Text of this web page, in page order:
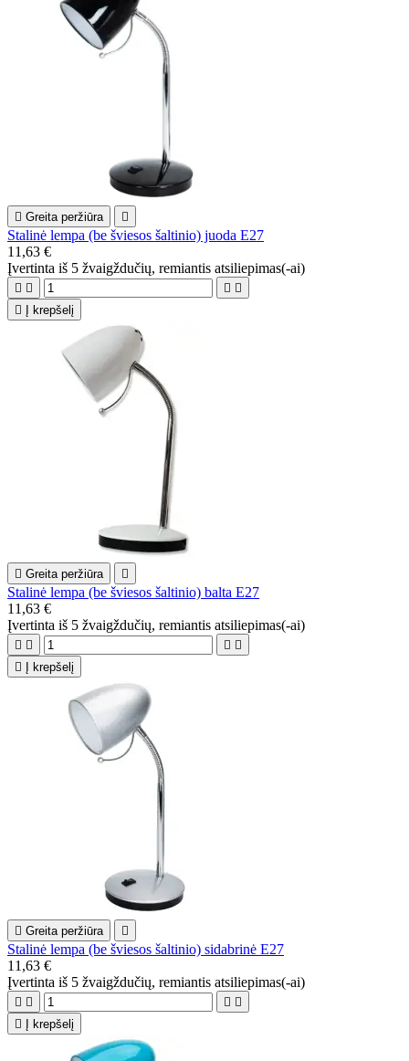
 Greita peržiūra 
Stalinė lempa (be šviesos šaltinio) juoda E27
11,63 €
Įvertinta iš 5 žvaigždučių, remiantis atsiliepimas(-ai)
   

Į krepšelį
 Greita peržiūra 
Stalinė lempa (be šviesos šaltinio) balta E27
11,63 €
Įvertinta iš 5 žvaigždučių, remiantis atsiliepimas(-ai)
   

Į krepšelį
 Greita peržiūra 
Stalinė lempa (be šviesos šaltinio) sidabrinė E27
11,63 €
Įvertinta iš 5 žvaigždučių, remiantis atsiliepimas(-ai)
   

Į krepšelį